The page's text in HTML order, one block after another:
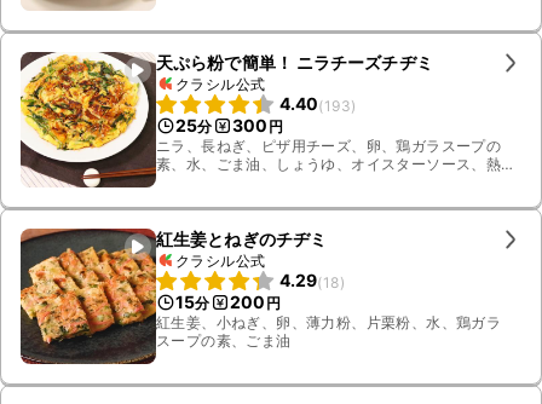
天ぷら粉で簡単！ ニラチーズチヂミ
クラシル公式
4.40(193)
25分 300 円
ニラ、長ねぎ、ピザ用チーズ、卵、鶏ガラスープの
素、水、ごま油、しょうゆ、オイスターソース、熱
紅生姜とねぎのチヂミ
クラシル公式
4.29(18)
15分 200 円
紅生姜、小ねぎ、卵、薄力粉、片栗粉、水、鶏ガラ
スープの素、ごま油